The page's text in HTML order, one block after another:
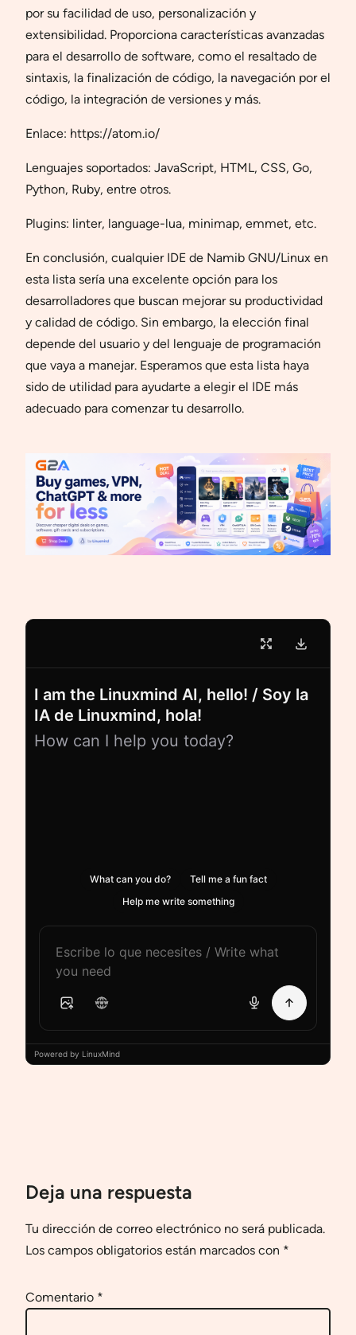
por su facilidad de uso, personalización y
extensibilidad. Proporciona características avanzadas
para el desarrollo de software, como el resaltado de
sintaxis, la finalización de código, la navegación por el
código, la integración de versiones y más.
Enlace: https://atom.io/
Lenguajes soportados: JavaScript, HTML, CSS, Go,
Python, Ruby, entre otros.
Plugins: linter, language-lua, minimap, emmet, etc.
En conclusión, cualquier IDE de Namib GNU/Linux en
esta lista sería una excelente opción para los
desarrolladores que buscan mejorar su productividad
y calidad de código. Sin embargo, la elección final
depende del usuario y del lenguaje de programación
que vaya a manejar. Esperamos que esta lista haya
sido de utilidad para ayudarte a elegir el IDE más
adecuado para comenzar tu desarrollo.
I am the Linuxmind AI, hello! / Soy la
IA de Linuxmind, hola!
How can I help you today?
What can you do?
Tell me a fun fact
Help me write something
Powered by LinuxMind
Deja una respuesta
Tu dirección de correo electrónico no será publicada.
Los campos obligatorios están marcados con *
Comentario *